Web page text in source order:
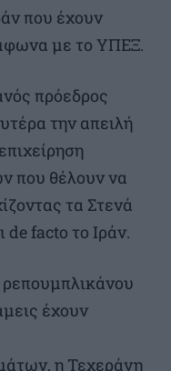
που έχουν
με το ΥΠΕΞ.
πρόεδρος
την απειλή
που θέλουν να
τα Στενά
de facto το Ιράν.
ρεπουμπλικάνου
έχουν
η Τεχεράνη